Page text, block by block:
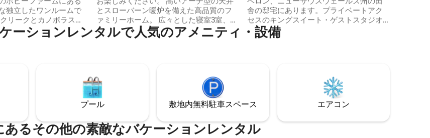
独立したワンルームで
リークとカノボラス
山の素晴らしい景色が
が用意されています。
、ニワトリを見ること
晴らしい専用ファイヤー
。 ミルソープの歴史的
ストラン、カフェ、セ
ックショップまでわず
とスローバーン暖炉を備えた高品質のフ
ァミリーホーム。 広々とした寝室3室、エ
ンターテイメントスペース、スタイリッ
シュなキッチン。 6エーカーの敷地には、
あります。 針葉樹、オーク、桜などの木
が植えられています。 高いオリジナルユ
ーカリの木々がプライバシーを提供しま
す。 プライベートで絵のように美しい田
舎のロケーションにあります。 週末の隠
れ家にぴったりです！
舎の邸宅にあります。プライベートアク
セスのキングスイート・ゲストスタジオ
は、オベロン高地の本質を捉えるように
設計されています。ゲートを閉めて、敷
供される朝食は、トースト、調味料、ヨ
ーグルト、ミューズリーで構成されてい
ます。 私たちの農場で生産されたものを
お持ち帰りください。
ーションレンタルで人気のアメニティ・設備
プール 敷地内無料駐⁠車ス⁠ペ⁠ー⁠ス エアコン
るその他の素敵なバケーションレンタル